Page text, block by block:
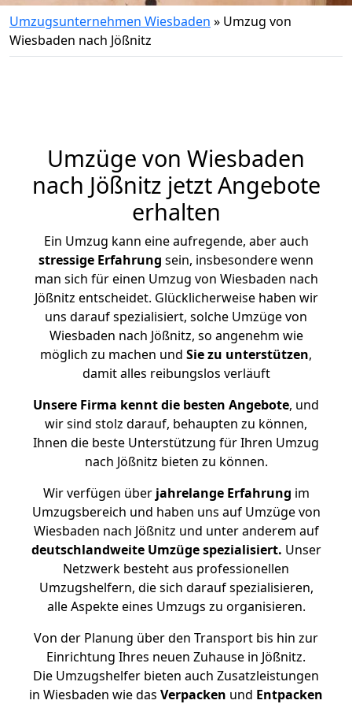
Umzugsunternehmen Wiesbaden » Umzug von
Wiesbaden nach Jößnitz
Umzüge von Wiesbaden
nach Jößnitz jetzt Angebote
erhalten
Ein Umzug kann eine aufregende, aber auch
stressige Erfahrung sein, insbesondere wenn
man sich für einen Umzug von Wiesbaden nach
Jößnitz entscheidet. Glücklicherweise haben wir
uns darauf spezialisiert, solche Umzüge von
Wiesbaden nach Jößnitz, so angenehm wie
möglich zu machen und Sie zu unterstützen,
damit alles reibungslos verläuft
Unsere Firma kennt die besten Angebote, und
wir sind stolz darauf, behaupten zu können,
Ihnen die beste Unterstützung für Ihren Umzug
nach Jößnitz bieten zu können.
Wir verfügen überjahrelange Erfahrung im
Umzugsbereich und haben uns auf Umzüge von
Wiesbaden nach Jößnitz und unter anderem auf
deutschlandweite Umzüge spezialisiert. Unser
Netzwerk besteht aus professionellen
Umzugshelfern, die sich darauf spezialisieren,
alle Aspekte eines Umzugs zu organisieren.
Von der Planung über den Transport bis hin zur
Einrichtung Ihres neuen Zuhause in Jößnitz.
Die Umzugshelfer bieten auch Zusatzleistungen
in Wiesbaden wie das Verpacken und Entpacken